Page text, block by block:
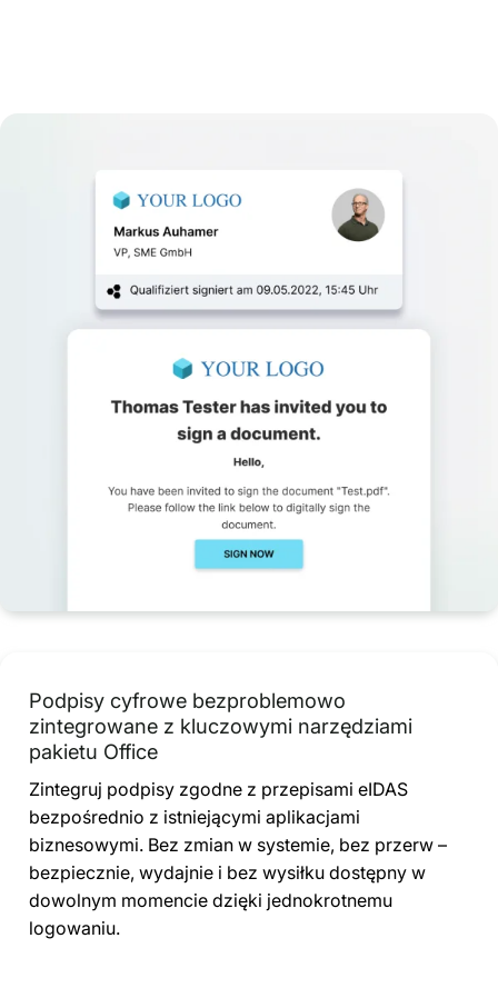
Podpisy cyfrowe bezproblemowo
zintegrowane z kluczowymi narzędziami
pakietu Office
Zintegruj podpisy zgodne z przepisami eIDAS
bezpośrednio z istniejącymi aplikacjami
biznesowymi. Bez zmian w systemie, bez przerw –
bezpiecznie, wydajnie i bez wysiłku dostępny w
dowolnym momencie dzięki jednokrotnemu
logowaniu.